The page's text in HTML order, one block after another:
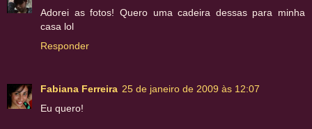
Adorei as fotos! Quero uma cadeira dessas para minha
casa lol
Responder
Fabiana Ferreira 25 de janeiro de 2009 às 12:07
Eu quero!